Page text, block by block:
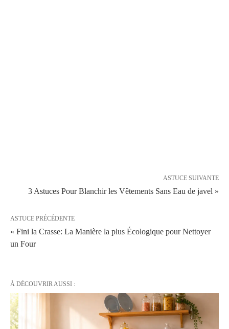
ASTUCE SUIVANTE
3 Astuces Pour Blanchir les Vêtements Sans Eau de javel »
ASTUCE PRÉCÉDENTE
« Fini la Crasse: La Manière la plus Écologique pour Nettoyer
un Four
À DÉCOUVRIR AUSSI :